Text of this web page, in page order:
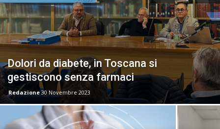
Dolori da diabete, in Toscana si
gestiscono senza farmaci
Redazione 30 Novembre 2023